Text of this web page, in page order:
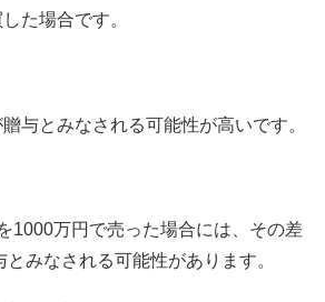
た場合です。
与とみなされる可能性が高いです。
1000万円で売った場合には、その差
みなされる可能性があります。